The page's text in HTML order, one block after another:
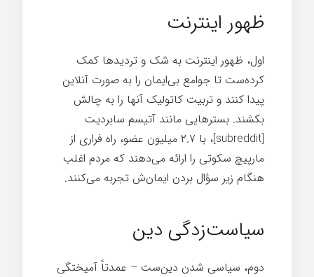
ظهور اینترنت
اول، ظهور اینترنت به شک و تردیدها کمک
کرده‌ست تا جوامع بی‌ایمان را به صورت آنلاین
پیدا کنند و تربیت کاتولیک آنها را به چالش
بکشند. بسترهایی مانند آتیسم سابردیت
[subreddit]، با ۲.۷ میلیون عضو، راه فراری از
مارپیچ سکوتی را ارائه می‌دهند که مردم اغلب
هنگام زیر سؤال بردن ایمان‌ش تجربه می‌کنند.
سیاست‌زدگی دین
دوم، سیاسی شدن دین‌ست – عمدتاً آمیختگی